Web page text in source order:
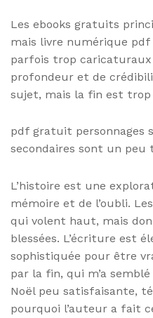
Les ebooks gratuits
mais livre numérique
parfois trop
profondeur et de
sujet, mais la fin est
pdf gratuit personnages
secondaires sont un peu
L’histoire est une
mémoire et de l’oubli.
qui volent haut, mais
blessées. L’écriture est
sophistiquée pour être
par la fin, qui m’a
Noël peu satisfaisante,
pourquoi l’auteur a fait